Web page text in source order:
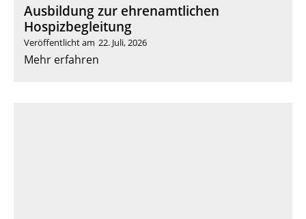
Ausbildung zur ehrenamtlichen
Hospizbegleitung
Veröffentlicht am 22. Juli, 2026
Mehr erfahren